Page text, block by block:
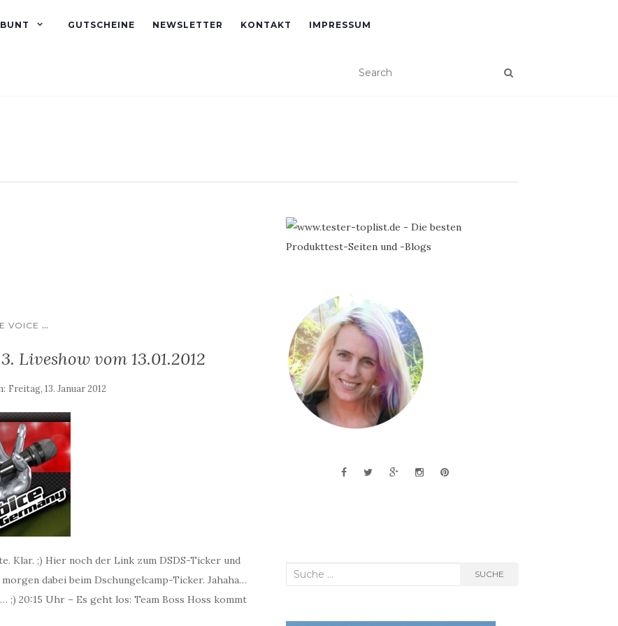
GUTSCHEINE NEWSLETTER KONTAKT IMPRESSUM
VOICE ...
Liveshow vom 13.01.2012
Freitag, 13. Januar 2012
Klar. ;) Hier noch der Link zum DSDS-Ticker und
dabei beim Dschungelcamp-Ticker. Jahaha…
;) 20:15 Uhr – Es geht los: Team Boss Hoss kommt
Suche
SUCHE